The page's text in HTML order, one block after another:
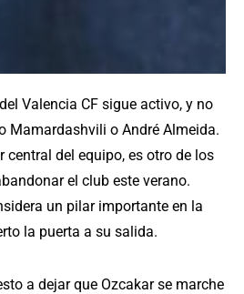
Valencia CF sigue activo, y no
Mamardashvili o André Almeida.
central del equipo, es otro de los
el club este verano.
un pilar importante en la
la puerta a su salida.
a dejar que Ozcakar se marche